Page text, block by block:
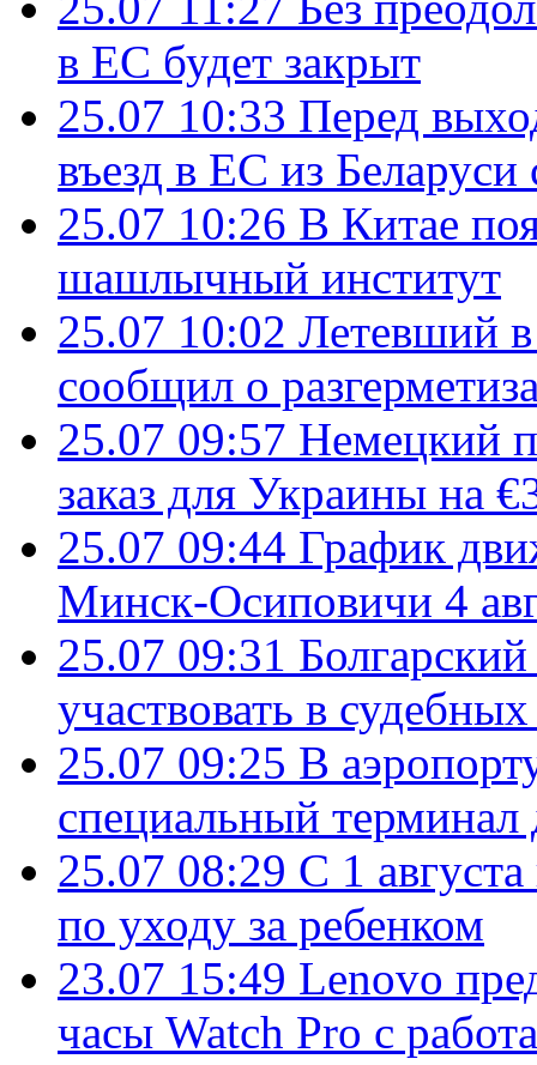
в ЕС будет закрыт
25.07 10:33 Перед
въезд в ЕС из Беларуси
25.07 10:26 В Китае
шашлычный институт
25.07 10:02 Летевший
сообщил о
25.07 09:57 Немецкий
заказ для Украины на
25.07 09:44 График
Минск-Осиповичи 4
25.07 09:31
участвовать в
25.07 09:25 В
специальный терминал
25.07 08:29 С 1
по уходу за ребенком
23.07 15:49 Lenovo
часы Watch Pro с